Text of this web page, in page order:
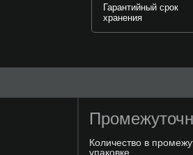
Гарантийный срок
хранения
Количество в
упаковке